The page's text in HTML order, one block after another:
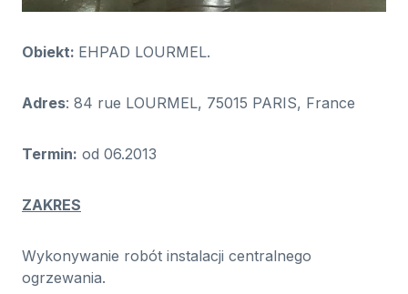
Obiekt: EHPAD LOURMEL.
Adres: 84 rue LOURMEL, 75015 PARIS, France
Termin: od 06.2013
ZAKRES
Wykonywanie robót instalacji centralnego
ogrzewania.